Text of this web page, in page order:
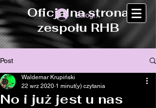
Oficjalna strona
zespołu RHB
Zaloguj się
Post
No i już jest u nas
Waldemar Krupiński
22 wrz 2020 1 minut(y) czytania